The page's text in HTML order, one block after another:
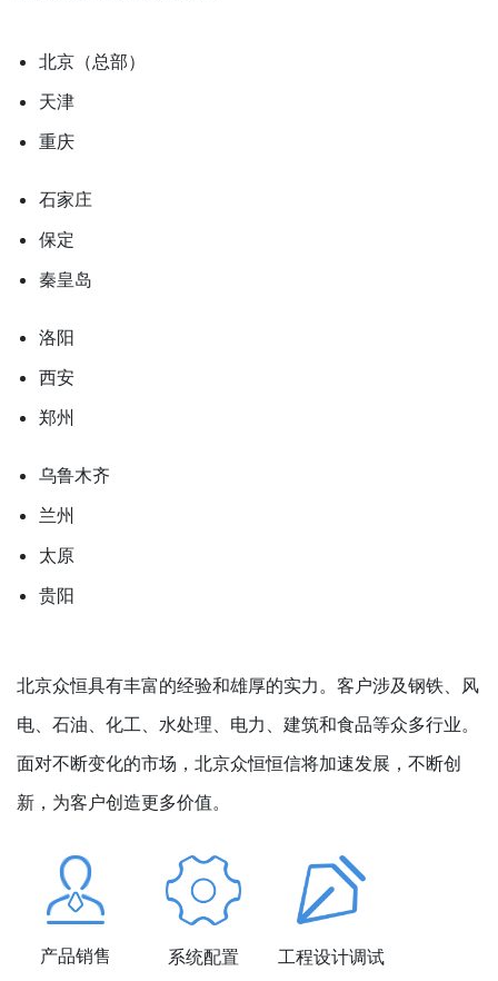
北京（总部）
天津
重庆
石家庄
保定
秦皇岛
洛阳
西安
郑州
乌鲁木齐
兰州
太原
贵阳
北京众恒具有丰富的经验和雄厚的实力。客户涉及钢铁、风
电、石油、化工、水处理、电力、建筑和食品等众多行业。
面对不断变化的市场，北京众恒恒信将加速发展，不断创
新，为客户创造更多价值。
产品销售 系统配置 工程设计调试